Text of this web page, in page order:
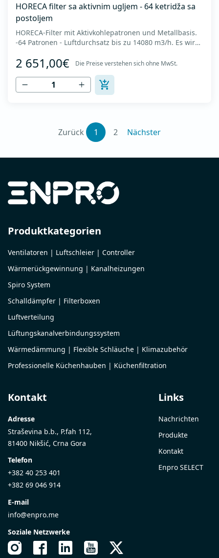
HORECA filter sa aktivnim ugljem - 64 ketridža sa
postoljem
HORECA-Filter mit Aktivkohlepatronen und Metallbasis.
-64 Patronen - Luftdurchsatz bis zu 14080 m3/h. Es wird
eingesetzt, die nach der elektrostatischen Luftfiltration
zurückbleiben. Es besteht aus mikroporösen
zylindrischen Körnern mit einer Größe...
2 651,00€ Die Preise verstehen sich ohne MwSt.
Zurück 1 2 Nächster
Produktkategorien
Ventilatoren | Luftschleier | Controller
Wärmerückgewinnung | Kanalheizungen
Spiro System
Schalldämpfer | Filterboxen
Luftverteilung
Lüftungskanalverbindungssystem
Wärmedämmung | Flexible Schläuche | Klimazubehör
Professionelle Küchenhauben | Küchenfiltration
Kontakt
Adresse
Straševina b.b., P.fah 112,
81400 Nikšić, Crna Gora
Telefon
+382 40 253 401
+382 69 046 914
E-mail
info@enpro.me
Soziale Netzwerke
Links
Nachrichten
Produkte
Kontakt
Enpro SELECT